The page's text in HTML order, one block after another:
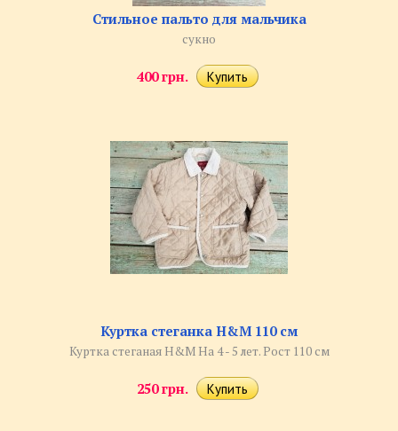
Стильное пальто для мальчика
сукно
400 грн.
Куртка стеганка H&M 110 см
Куртка стеганая H&M На 4 - 5 лет. Рост 110 см
250 грн.